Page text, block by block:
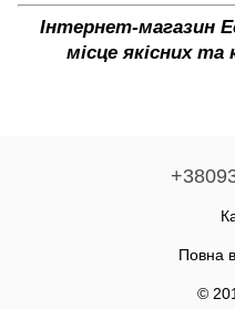
Інтернет-магазин
місце якісних та
Повна
©